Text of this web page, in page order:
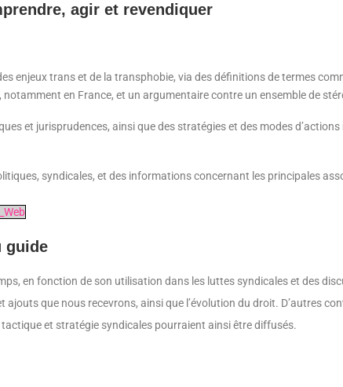
agir et revendiquer
enjeux trans et de la transphobie, via des définitions de termes
en France, et un argumentaire contre un ensemble de
et jurisprudences, ainsi que des stratégies et des modes
syndicales, et des informations concernant les principales
guide
en fonction de son utilisation dans les luttes syndicales et des
ajouts que nous recevrons, ainsi que l’évolution du droit. D’autres
tactique et stratégie syndicales pourraient ainsi être diffusés.